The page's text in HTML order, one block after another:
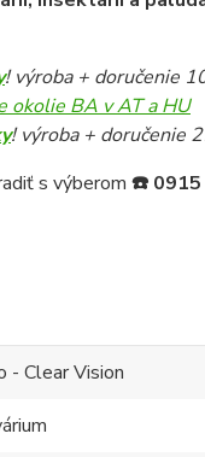
! výroba + doručenie
okolie BA v AT a HU
! výroba + doručenie
s výberom ☎️
- Clear Vision